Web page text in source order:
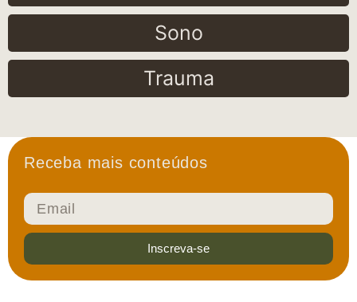
Sono
Trauma
Receba mais conteúdos
Inscreva-se